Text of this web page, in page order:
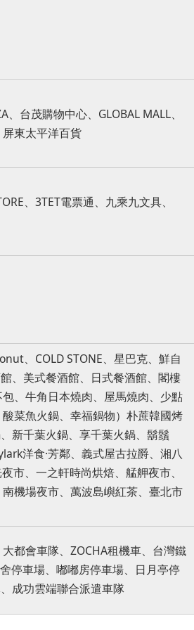
台茂購物中心、GLOBAL MALL、
東太平洋百貨
、3TET電票通、九乘九文具、
、COLD STONE、星巴克、鮮自
、美式餐酒館、日式餐酒館、閣樓
、牛角日本燒肉、屋馬燒肉、少點
菜魚火鍋、幸福鍋物）朴蔗韓國烤
新千葉火鍋、享千葉火鍋、鬍鬚
洋食·芳鄰、義式屋古拉爵、湘八
市、一之軒時尚烘焙、艋舺夜市、
機場夜市、萬波島嶼紅茶、臺北市
都會車隊、ZOCHA租機車、台灣鐵
停車場、嘟嘟房停車場、日月亭停
成功雲端聯合派遣車隊